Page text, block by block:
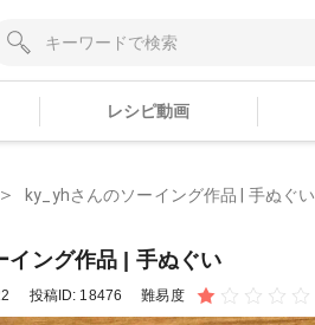
レシピ動画
＞ ky_yhさんのソーイング作品 | 手ぬぐい
イング作品 | 手ぬぐい
投稿ID: 18476 難易度